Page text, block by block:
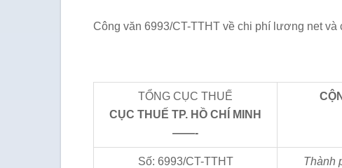
Công văn 6993/CT-TTHT về chi phí lương net
TỔNG CỤC THUẾ
CỤC THU Ế TP. HỒ CHÍ MINH
——-
Số: 6993/CT-TTHT
Thành